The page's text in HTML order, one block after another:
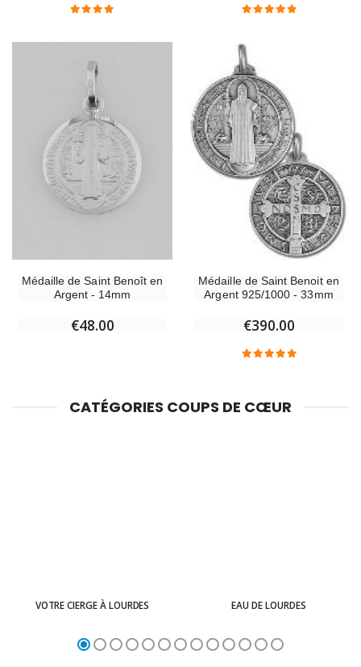
Médaille de Saint Benoît en
Argent - 14mm
€48.00
Médaille de Saint Benoit en
Argent 925/1000 - 33mm
€390.00
CATÉGORIES COUPS DE CŒUR
VOTRE CIERGE À LOURDES EAU DE LOURDES